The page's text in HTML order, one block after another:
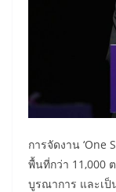
การจัดงาน ‘One
พื้นที่กว่า 11,000
บูรณาการ และเป็